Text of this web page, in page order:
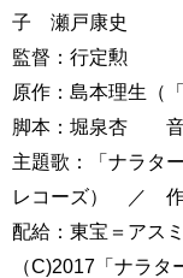
子 瀬戸康史
監督：行定勲
原作：島本理生（
脚本：堀泉杏 音
主題歌：「ナラタ
レコーズ） ／ 作
配給：東宝＝アス
（C)2017「ナラ